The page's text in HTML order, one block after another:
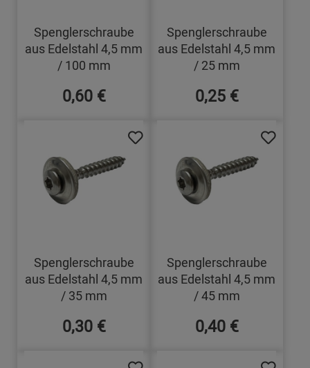
Spenglerschraube
aus Edelstahl 4,5 mm
/ 100 mm
0,60 €
Spenglerschraube
aus Edelstahl 4,5 mm
/ 25 mm
0,25 €
Spenglerschraube
aus Edelstahl 4,5 mm
/ 35 mm
0,30 €
Spenglerschraube
aus Edelstahl 4,5 mm
/ 45 mm
0,40 €